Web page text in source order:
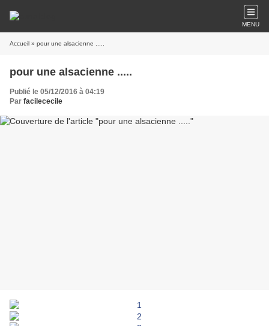
MENU
Accueil » pour une alsacienne .....
pour une alsacienne .....
Publié le 05/12/2016 à 04:19
Par facilececile